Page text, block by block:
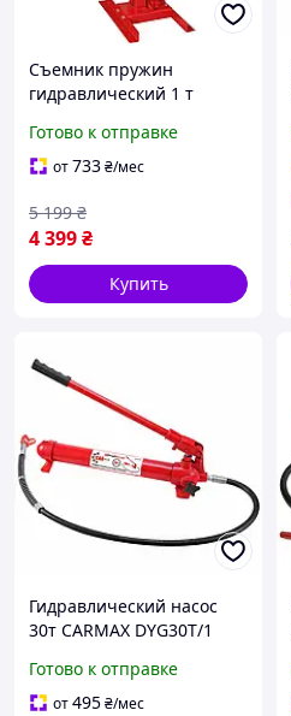
Съемник пружин
гидравлический 1 т
Готово к отправке
от733₴/мес
4 399₴
5 199 ₴
Купить
Гидравлический насос
30т CARMAX DYG30T/1
Готово к отправке
от495₴/мес